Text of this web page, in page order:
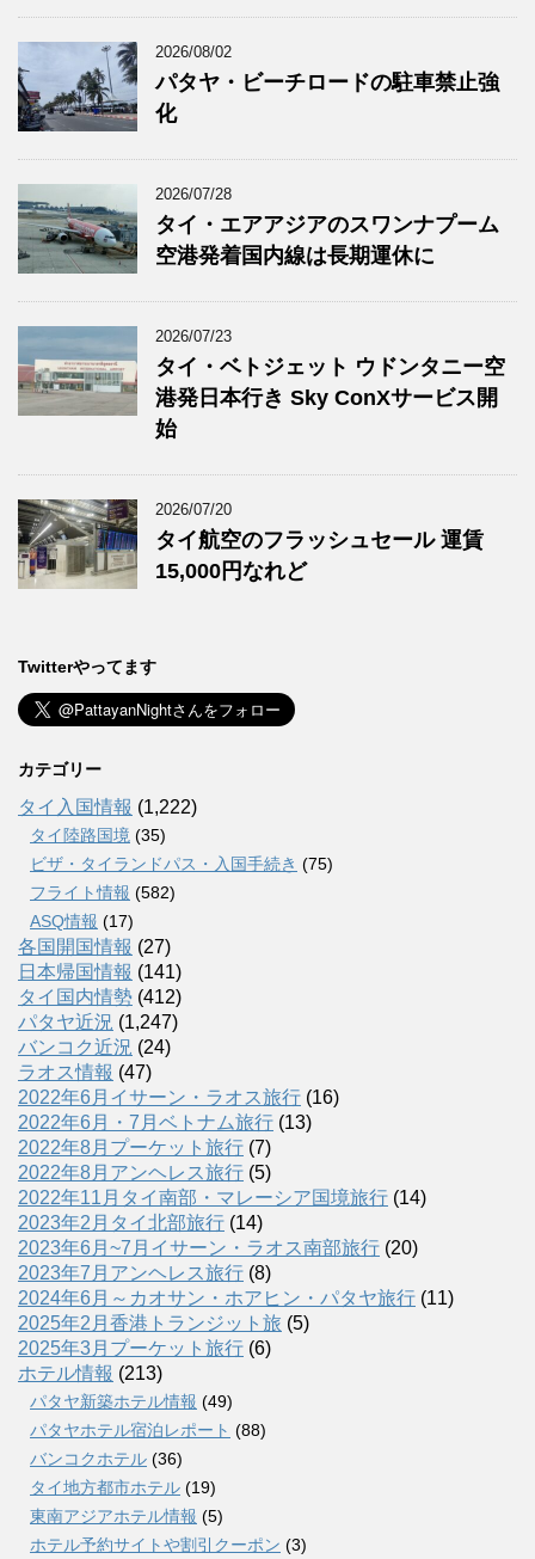
2026/08/02
パタヤ・ビーチロードの駐車禁止強
化
2026/07/28
タイ・エアアジアのスワンナプーム
空港発着国内線は長期運休に
2026/07/23
タイ・ベトジェット ウドンタニー空
港発日本行き Sky ConXサービス開
始
2026/07/20
タイ航空のフラッシュセール 運賃
15,000円なれど
Twitterやってます
カテゴリー
タイ入国情報 (1,222)
タイ陸路国境 (35)
ビザ・タイランドパス・入国手続き (75)
フライト情報 (582)
ASQ情報 (17)
各国開国情報 (27)
日本帰国情報 (141)
タイ国内情勢 (412)
パタヤ近況 (1,247)
バンコク近況 (24)
ラオス情報 (47)
2022年6月イサーン・ラオス旅行 (16)
2022年6月・7月ベトナム旅行 (13)
2022年8月プーケット旅行 (7)
2022年8月アンヘレス旅行 (5)
2022年11月タイ南部・マレーシア国境旅行 (14)
2023年2月タイ北部旅行 (14)
2023年6月~7月イサーン・ラオス南部旅行 (20)
2023年7月アンヘレス旅行 (8)
2024年6月～カオサン・ホアヒン・パタヤ旅行 (11)
2025年2月香港トランジット旅 (5)
2025年3月プーケット旅行 (6)
ホテル情報 (213)
パタヤ新築ホテル情報 (49)
パタヤホテル宿泊レポート (88)
バンコクホテル (36)
タイ地方都市ホテル (19)
東南アジアホテル情報 (5)
ホテル予約サイトや割引クーポン (3)